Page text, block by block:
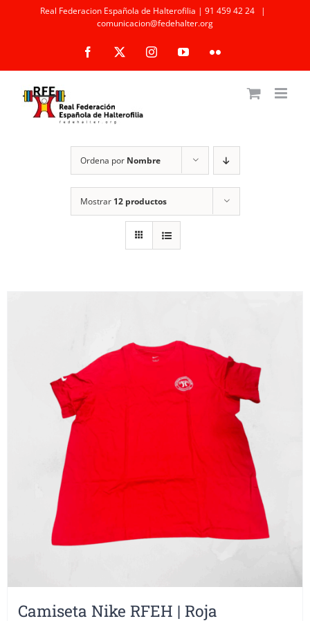
Real Federacion Española de Halterofilia | 91 459 42 24
|
comunicacion@fedehalter.org
Facebook InstagramYouTubeFlickr
Ordena por Nombre
Mostrar 12 productos
Camiseta Nike RFEH | Roja